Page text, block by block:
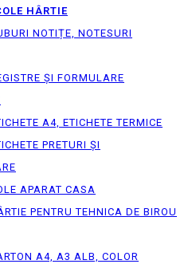
HÂRTIE
NOTIȚE, NOTESURI
ȘI FORMULARE
A4, ETICHETE TERMICE
PRETURI ȘI
APARAT CASA
PENTRU TEHNICA DE BIROU
A4, A3 ALB, COLOR